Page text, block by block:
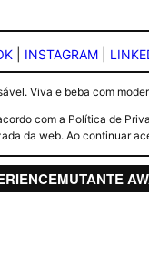
INSTAGRAM
Viva e beba com
com a Política de
da web. Ao continuar
MUTANTE